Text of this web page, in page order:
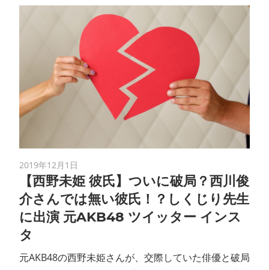
2019年12月1日
【西野未姫 彼氏】ついに破局？西川俊
介さんでは無い彼氏！？しくじり先生
に出演 元AKB48 ツイッター インス
タ
元AKB48の西野未姫さんが、交際していた俳優と破局